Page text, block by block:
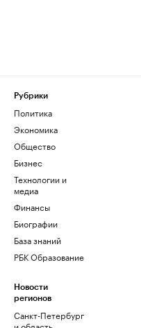
Рубрики
Политика
Экономика
Общество
Бизнес
Технологии и
медиа
Финансы
Биографии
База знаний
РБК Образование
Новости
регионов
Санкт-Петербург